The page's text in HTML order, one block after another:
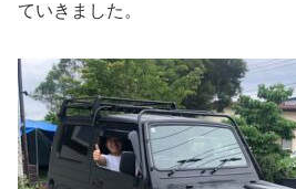
ていきました。